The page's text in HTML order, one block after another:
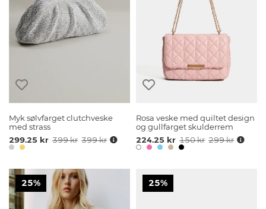
Myk sølvfarget clutchveske
med strass
299.25 kr 399 kr 399 kr
Rosa veske med quiltet design
og gullfarget skulderrem
224.25 kr 150 kr 299 kr
25% 25%